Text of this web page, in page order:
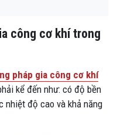
công cơ khí trong
pháp gia công cơ khí
kể đến như: có độ bền
nhiệt độ cao và khả năng